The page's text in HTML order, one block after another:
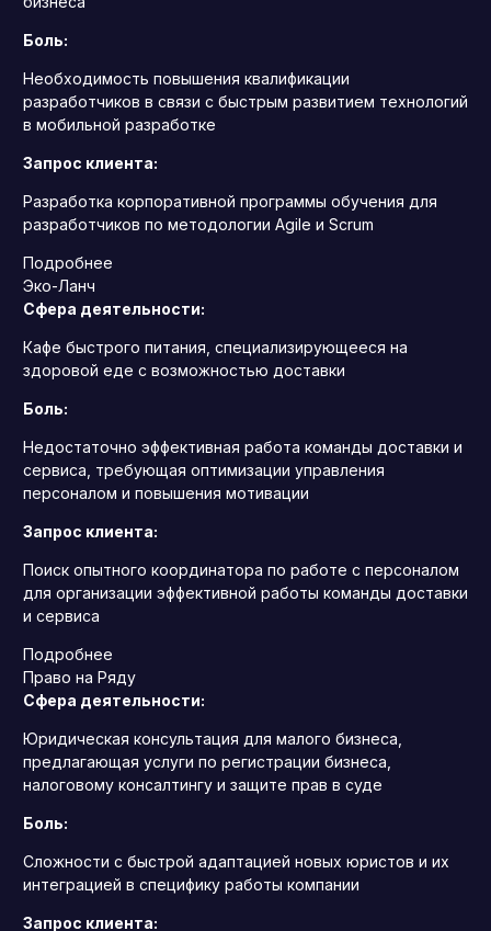
Боль:
Необходимость повышения квалификации
разработчиков в связи с быстрым развитием технологий
в мобильной разработке
Запрос клиента:
Разработка корпоративной программы обучения для
разработчиков по методологии Agile и Scrum
Подробнее
Эко-Ланч
Сфера деятельности:
Кафе быстрого питания, специализирующееся на
здоровой еде с возможностью доставки
Боль:
Недостаточно эффективная работа команды доставки и
сервиса, требующая оптимизации управления
персоналом и повышения мотивации
Запрос клиента:
Поиск опытного координатора по работе с персоналом
для организации эффективной работы команды доставки
и сервиса
Подробнее
Право на Ряду
Сфера деятельности:
Юридическая консультация для малого бизнеса,
предлагающая услуги по регистрации бизнеса,
налоговому консалтингу и защите прав в суде
Боль:
Сложности с быстрой адаптацией новых юристов и их
интеграцией в специфику работы компании
Запрос клиента: